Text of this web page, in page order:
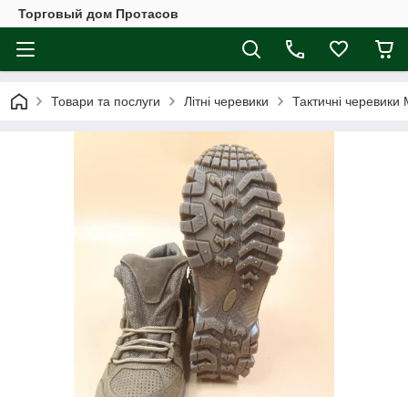
Торговый дом Протасов
Товари та послуги Літні черевики Тактичні